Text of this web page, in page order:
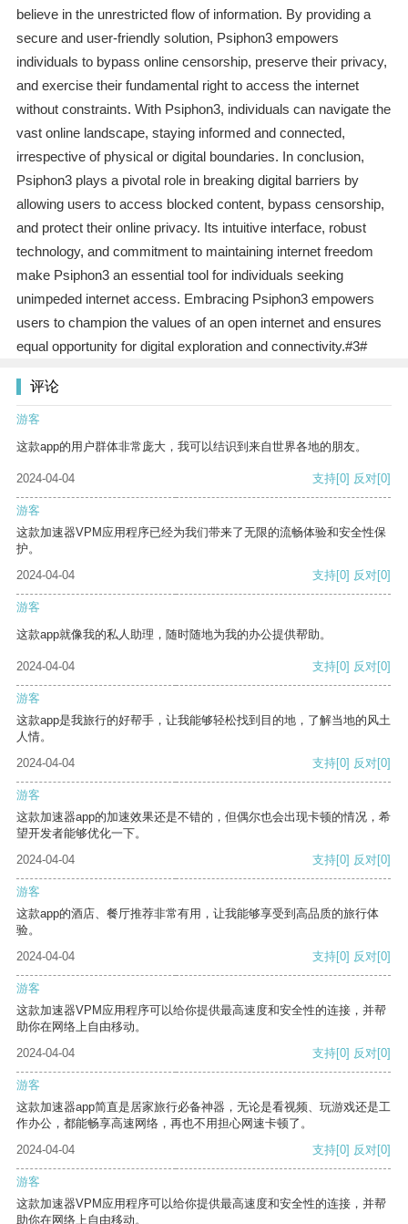
believe in the unrestricted flow of information. By providing a
secure and user-friendly solution, Psiphon3 empowers
individuals to bypass online censorship, preserve their privacy,
and exercise their fundamental right to access the internet
without constraints. With Psiphon3, individuals can navigate the
vast online landscape, staying informed and connected,
irrespective of physical or digital boundaries. In conclusion,
Psiphon3 plays a pivotal role in breaking digital barriers by
allowing users to access blocked content, bypass censorship,
and protect their online privacy. Its intuitive interface, robust
technology, and commitment to maintaining internet freedom
make Psiphon3 an essential tool for individuals seeking
unimpeded internet access. Embracing Psiphon3 empowers
users to champion the values of an open internet and ensures
equal opportunity for digital exploration and connectivity.#3#
评论
游客
这款app的用户群体非常庞大，我可以结识到来自世界各地的朋友。
2024-04-04 支持[0] 反对[0]
游客
这款加速器VPM应用程序已经为我们带来了无限的流畅体验和安全性保
护。
2024-04-04
支持[0] 反对[0]
游客
这款app就像我的私人助理，随时随地为我的办公提供帮助。
2024-04-04 支持[0] 反对[0]
游客
这款app是我旅行的好帮手，让我能够轻松找到目的地，了解当地的风土
人情。
2024-04-04
支持[0] 反对[0]
游客
这款加速器app的加速效果还是不错的，但偶尔也会出现卡顿的情况，希
望开发者能够优化一下。
2024-04-04
支持[0] 反对[0]
游客
这款app的酒店、餐厅推荐非常有用，让我能够享受到高品质的旅行体
验。
2024-04-04
支持[0] 反对[0]
游客
这款加速器VPM应用程序可以给你提供最高速度和安全性的连接，并帮
助你在网络上自由移动。
2024-04-04
支持[0] 反对[0]
游客
这款加速器app简直是居家旅行必备神器，无论是看视频、玩游戏还是工
作办公，都能畅享高速网络，再也不用担心网速卡顿了。
2024-04-04
支持[0] 反对[0]
游客
这款加速器VPM应用程序可以给你提供最高速度和安全性的连接，并帮
助你在网络上自由移动。